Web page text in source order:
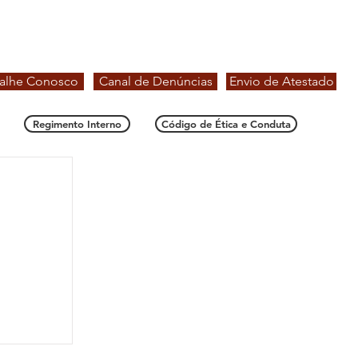
Conosco Canal de Denúncias Envio de Atestado
Regimento Interno Código de Ética e Conduta